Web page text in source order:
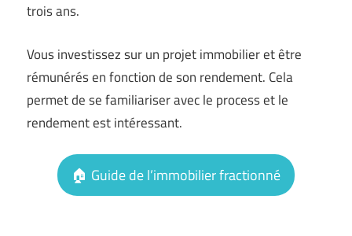
trois ans.
Vous investissez sur un projet immobilier et être
rémunérés en fonction de son rendement. Cela
permet de se familiariser avec le process et le
rendement est intéressant.
🏠 Guide de l’immobilier fractionné